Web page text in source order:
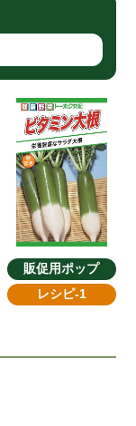
販促用ポップ
レシピ-1